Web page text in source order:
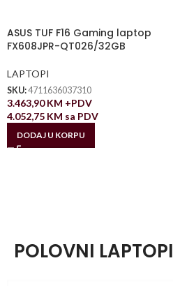
ASUS TUF F16 Gaming laptop
FX608JPR-QT026/32GB
LAPTOPI
SKU:4711636037310
3.463,90KM +PDV
4.052,75 KM sa PDV
DODAJ U KORPU
POLOVNI LAPTOPI